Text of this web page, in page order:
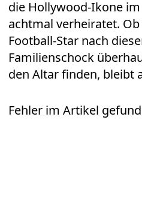
die Hollywood-Ikone
achtmal verheiratet.
Football-Star nach
Familienschock
den Altar finden, bleibt
Fehler im Artikel